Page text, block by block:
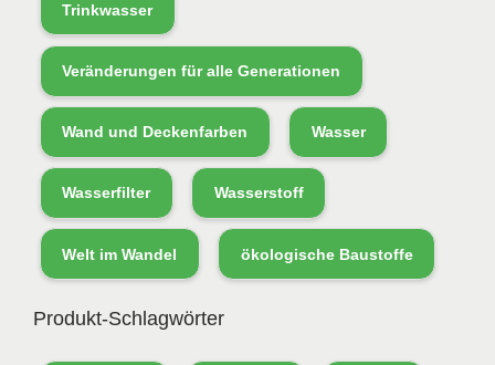
Trinkwasser
Veränderungen für alle Generationen
Wand und Deckenfarben Wasser
Wasserfilter Wasserstoff
Welt im Wandel ökologische Baustoffe
Produkt-Schlagwörter